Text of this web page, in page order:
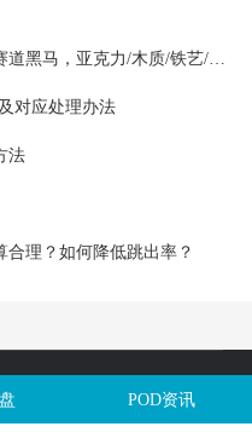
力/木质/铁艺/ 玻璃挂钟选品全解析！
对应处理办法
法
理？如何降低跳出率？
闽ICP备2025106563号
POD资讯